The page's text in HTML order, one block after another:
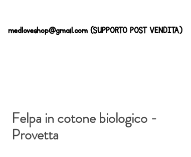
medloveshop@gmail.com(SUPPORTO POST VENDITA)
Felpa in cotone biologico -
Provetta